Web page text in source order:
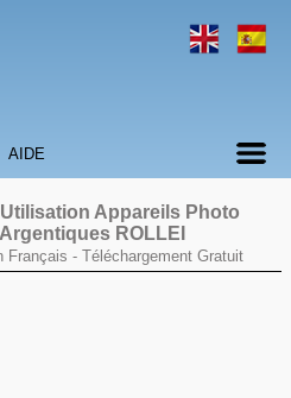
AIDE
Appareils Photo
ROLLEI
Français - Téléchargement Gratuit